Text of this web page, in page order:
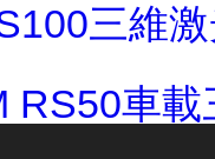
三維
RS50車